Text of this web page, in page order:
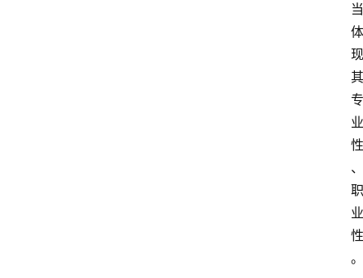
当
体
现
其
专
业
性
、
职
业
性
。